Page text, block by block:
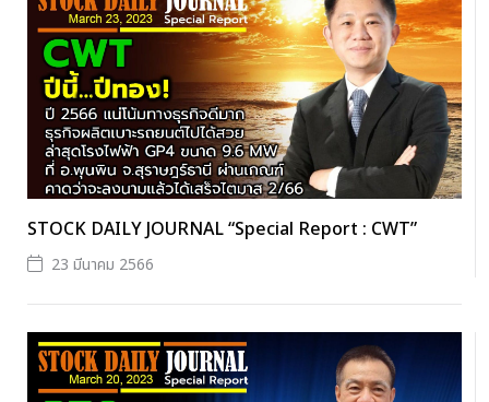
STOCK DAILY JOURNAL “Special Report : CWT”
23 มีนาคม 2566